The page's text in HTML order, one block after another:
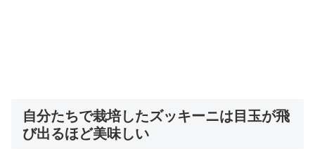
自分たちで栽培したズッキーニは目玉が飛
び出るほど美味しい